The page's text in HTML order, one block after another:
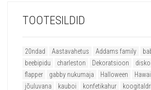
TOOTESILDID
20ndad Aastavahetus Addams family
beebipidu
charleston Dekoratsioon disko
flapper
gabby nukumaja Halloween
jõuluvana
kauboi konfetikahur